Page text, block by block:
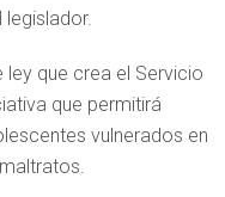
que crea el Servicio
que permitirá
vulnerados en